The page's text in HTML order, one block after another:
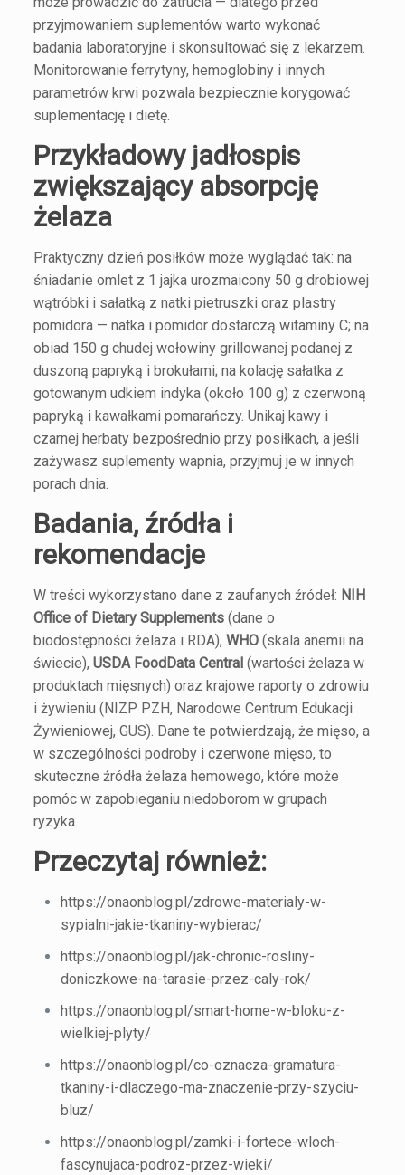
przyjmowaniem suplementów warto wykonać
badania laboratoryjne i skonsultować się z lekarzem.
Monitorowanie ferrytyny, hemoglobiny i innych
parametrów krwi pozwala bezpiecznie korygować
suplementację i dietę.
Przykładowy jadłospis
zwiększający absorpcję
żelaza
Praktyczny dzień posiłków może wyglądać tak: na
śniadanie omlet z 1 jajka urozmaicony 50 g drobiowej
wątróbki i sałatką z natki pietruszki oraz plastry
pomidora — natka i pomidor dostarczą witaminy C; na
obiad 150 g chudej wołowiny grillowanej podanej z
duszoną papryką i brokułami; na kolację sałatka z
gotowanym udkiem indyka (około 100 g) z czerwoną
papryką i kawałkami pomarańczy. Unikaj kawy i
czarnej herbaty bezpośrednio przy posiłkach, a jeśli
zażywasz suplementy wapnia, przyjmuj je w innych
porach dnia.
Badania, źródła i
rekomendacje
W treści wykorzystano dane z zaufanych źródeł: NIH
Office of Dietary Supplements(dane o
biodostępności żelaza i RDA), WHO(skala anemii na
świecie), USDA FoodData Central(wartości żelaza w
produktach mięsnych) oraz krajowe raporty o zdrowiu
i żywieniu (NIZP PZH, Narodowe Centrum Edukacji
Żywieniowej, GUS). Dane te potwierdzają, że mięso, a
w szczególności podroby i czerwone mięso, to
skuteczne źródła żelaza hemowego, które może
pomóc w zapobieganiu niedoborom w grupach
ryzyka.
Przeczytaj również:
https://onaonblog.pl/zdrowe-materialy-w-
sypialni-jakie-tkaniny-wybierac/
https://onaonblog.pl/jak-chronic-rosliny-
doniczkowe-na-tarasie-przez-caly-rok/
https://onaonblog.pl/smart-home-w-bloku-z-
wielkiej-plyty/
https://onaonblog.pl/co-oznacza-gramatura-
tkaniny-i-dlaczego-ma-znaczenie-przy-szyciu-
bluz/
https://onaonblog.pl/zamki-i-fortece-wloch-
fascynujaca-podroz-przez-wieki/